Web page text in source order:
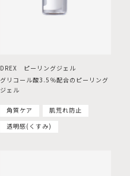
DREX ピーリングジェル
グリコール酸3.5％配合のピーリング
ジェル
角質ケア
肌荒れ防止
透明感(くすみ)